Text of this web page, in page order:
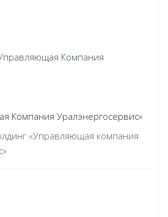
Компания Уралэнергосервис»
«Управляющая компания